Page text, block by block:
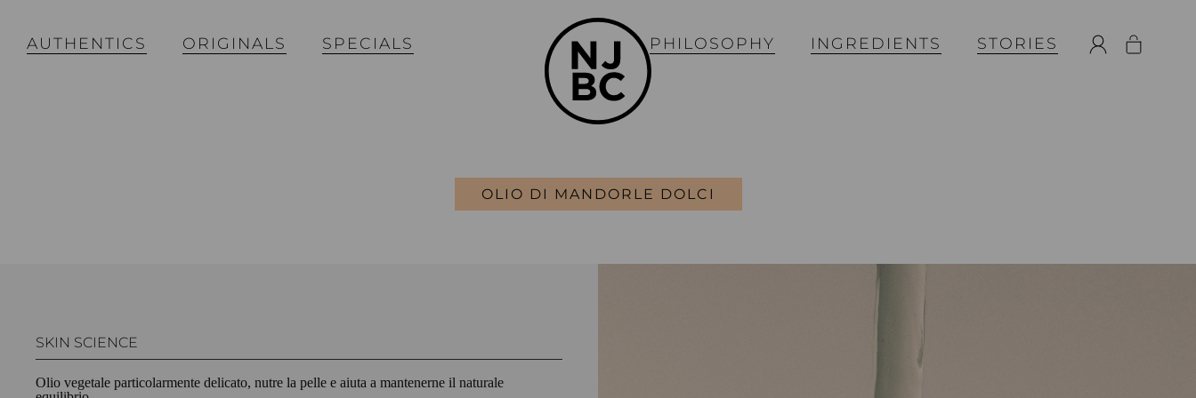
AUTHENTICS ORIGINALS SPECIALS PHILOSOPHY INGREDIENTS STORIES
OLIO DI MANDORLE DOLCI
SKIN SCIENCE
Olio vegetale particolarmente delicato, nutre la pelle e aiuta a mantenerne il naturale